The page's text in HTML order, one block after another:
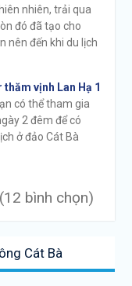
nhiên, trải qua
đó đã tạo cho
nên đến khi du lịch
thăm vịnh Lan Hạ 1
có thể tham gia
2 đêm để có
ở đảo Cát Bà
bình chọn)
Cát Bà